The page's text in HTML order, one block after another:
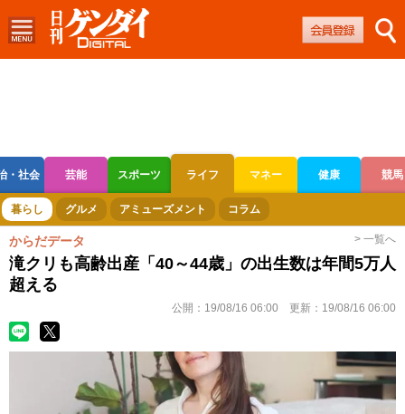
・社会 芸能 スポーツ ライフ マネー 健康 競馬
ボートレース 競輪 オートレース
暮らし グルメ アミューズメント コラム
からだデータ > 一覧へ
滝クリも高齢出産「40～44歳」の出生数は年間5万人
超える
公開： 19/08/16 06:00 更新： 19/08/16 06:00